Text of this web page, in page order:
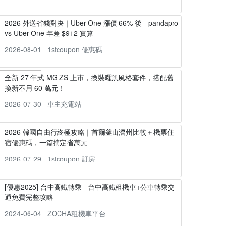
2026 外送省錢對決｜Uber One 漲價 66% 後，pandapro
vs Uber One 年差 $912 實算
2026-08-01
1stcoupon 優惠碼
全新 27 年式 MG ZS 上市，換裝曜黑風格套件，搭配舊
換新不用 60 萬元！
2026-07-30
車主充電站
2026 韓國自由行終極攻略｜首爾釜山濟州比較＋機票住
宿優惠碼，一篇搞定省萬元
2026-07-29
1stcoupon 訂房
[優惠2025] 台中高鐵轉乘 - 台中高鐵租機車+公車轉乘交
通免費完整攻略
2024-06-04
ZOCHA租機車平台